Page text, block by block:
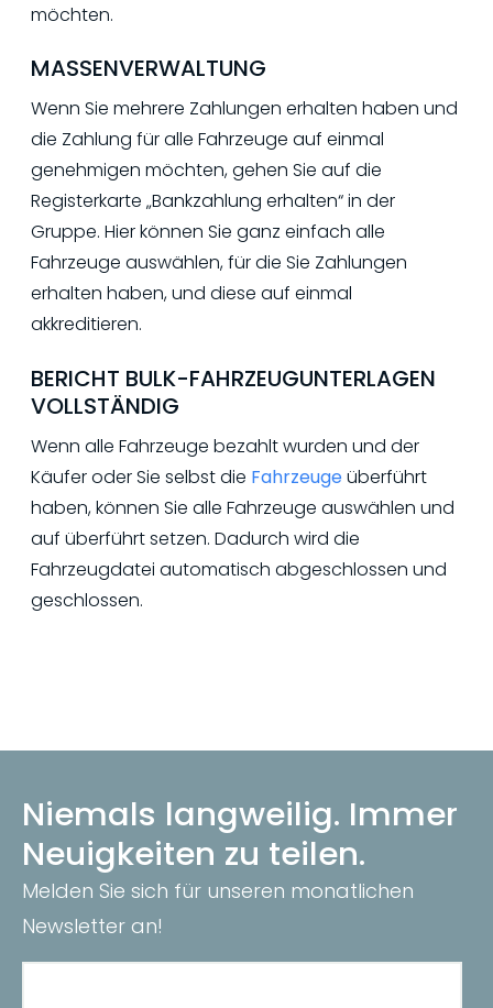
möchten.
MASSENVERWALTUNG
Wenn Sie mehrere Zahlungen erhalten haben und
die Zahlung für alle Fahrzeuge auf einmal
genehmigen möchten, gehen Sie auf die
Registerkarte „Bankzahlung erhalten“ in der
Gruppe. Hier können Sie ganz einfach alle
Fahrzeuge auswählen, für die Sie Zahlungen
erhalten haben, und diese auf einmal
akkreditieren.
BERICHT BULK-FAHRZEUGUNTERLAGEN
VOLLSTÄNDIG
Wenn alle Fahrzeuge bezahlt wurden und der
Käufer oder Sie selbst die Fahrzeugeüberführt
haben, können Sie alle Fahrzeuge auswählen und
auf überführt setzen. Dadurch wird die
Fahrzeugdatei automatisch abgeschlossen und
geschlossen.
Niemals langweilig. Immer
Neuigkeiten zu teilen.
Melden Sie sich für unseren monatlichen
Newsletter an!